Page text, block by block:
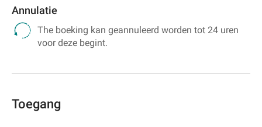
Annulatie
The boeking kan geannuleerd worden tot 24 uren
voor deze begint.
Toegang